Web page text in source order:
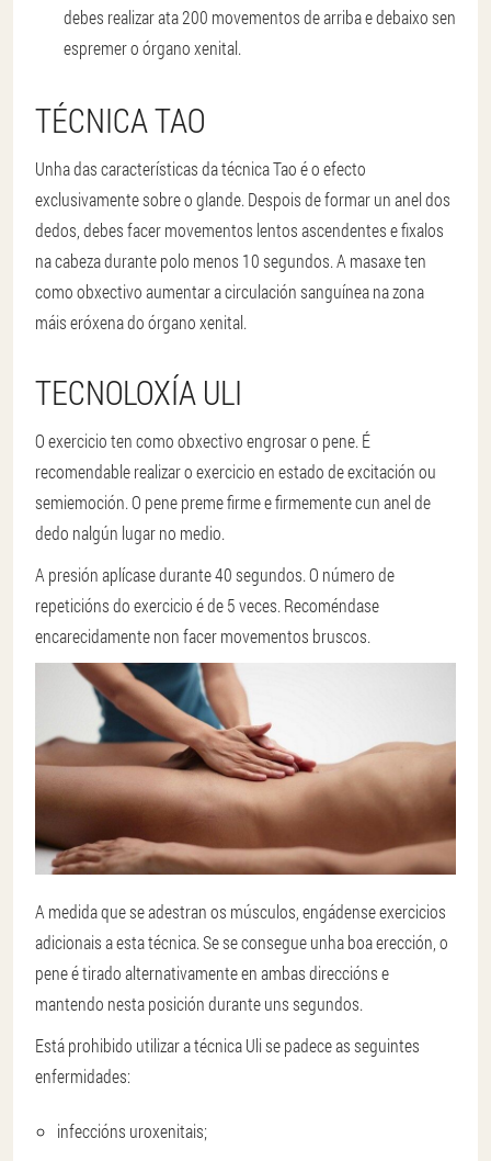
debes realizar ata 200 movementos de arriba e debaixo sen
espremer o órgano xenital.
TÉCNICA TAO
Unha das características da técnica Tao é o efecto
exclusivamente sobre o glande. Despois de formar un anel dos
dedos, debes facer movementos lentos ascendentes e fixalos
na cabeza durante polo menos 10 segundos. A masaxe ten
como obxectivo aumentar a circulación sanguínea na zona
máis eróxena do órgano xenital.
TECNOLOXÍA ULI
O exercicio ten como obxectivo engrosar o pene. É
recomendable realizar o exercicio en estado de excitación ou
semiemoción. O pene preme firme e firmemente cun anel de
dedo nalgún lugar no medio.
A presión aplícase durante 40 segundos. O número de
repeticións do exercicio é de 5 veces. Recoméndase
encarecidamente non facer movementos bruscos.
A medida que se adestran os músculos, engádense exercicios
adicionais a esta técnica. Se se consegue unha boa erección, o
pene é tirado alternativamente en ambas direccións e
mantendo nesta posición durante uns segundos.
Está prohibido utilizar a técnica Uli se padece as seguintes
enfermidades:
infeccións uroxenitais;